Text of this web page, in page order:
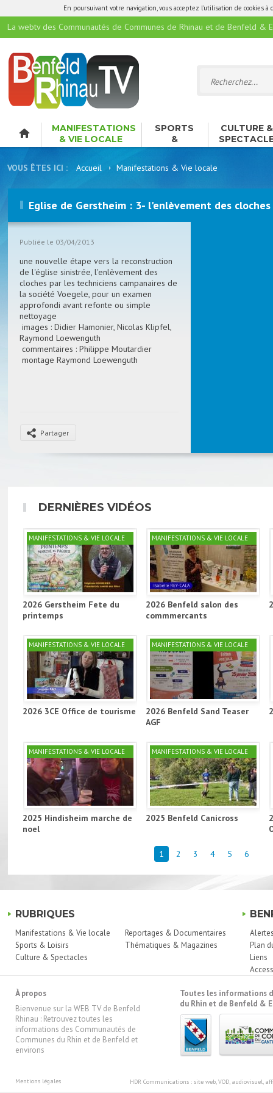
En poursuivant votre navigation, vous acceptez l'utilisation de cookies
La webtv des Communautés de Communes de Rhinau et de Benfeld &
MANIFESTATIONS
& VIE LOCALE
SPORTS
&
LOISIRS
CULTURE &
VOUS ÊTES ICI : Accueil Manifestations & Vie locale
Eglise de Gerstheim : 3- l'enlèvement des cloches
Publiée le 03/04/2013
une nouvelle étape vers la reconstruction
de l'église sinistrée, l'enlèvement des
cloches par les techniciens campanaires de
la société Voegele, pour un examen
approfondi avant refonte ou simple
nettoyage
images : Didier Hamonier, Nicolas Klipfel,
Raymond Loewenguth
commentaires : Philippe Moutardier
montage Raymond Loewenguth
Partager
DERNIÈRES VIDÉOS
MANIFESTATIONS & VIE LOCALE
2026 Gerstheim Fete du
printemps
MANIFESTATIONS & VIE LOCALE
2026 Benfeld salon des
commmercants
MANIFESTATIONS & VIE LOCALE
2026 3CE Office de tourisme
MANIFESTATIONS & VIE LOCALE
2026 Benfeld Sand Teaser
AGF
MANIFESTATIONS & VIE LOCALE
2025 Hindisheim marche de
noel
MANIFESTATIONS & VIE LOCALE
2025 Benfeld Canicross
1 2 3 4 5 6
RUBRIQUES
Manifestations & Vie locale
Sports & Loisirs
Culture & Spectacles
Reportages & Documentaires
Thématiques & Magazines
Plan
Liens
À propos
Bienvenue sur la WEB TV de Benfeld
Rhinau : Retrouvez toutes les
informations des Communautés de
Communes du Rhin et de Benfeld et
environs
Toutes les informations
du Rhin et de Benfeld &
Mentions légales HDR Communications : site web, VOD, audiovisuel,